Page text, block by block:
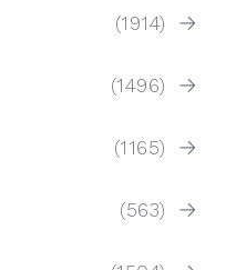
(1914)
(1496)
(1165)
(563)